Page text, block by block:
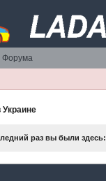
Форума
раз вы были здесь: